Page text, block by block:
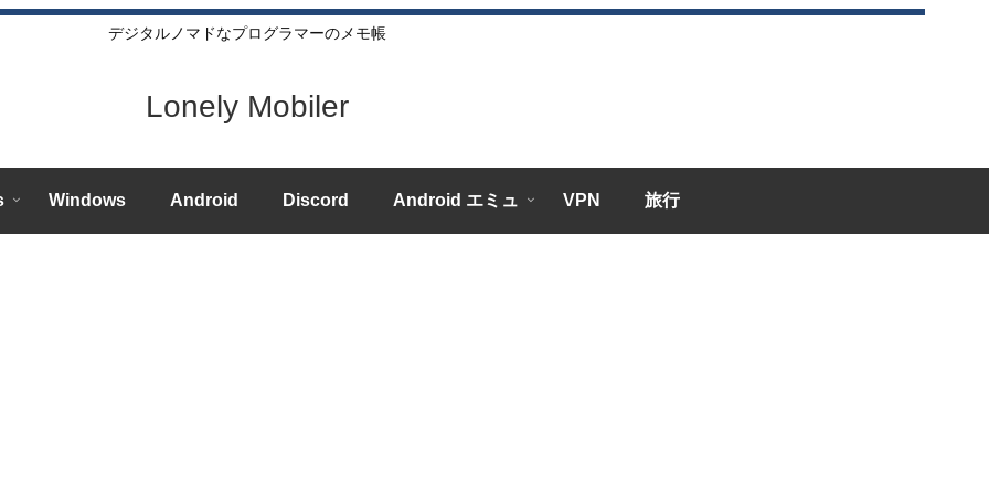
デジタルノマドなプログラマーのメモ帳
Lonely Mobiler
Windows Android Discord Android エミュ VPN 旅行